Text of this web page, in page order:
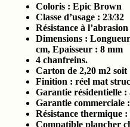
Coloris : Epic Brown
Classe d’usage : 23/32
Résistance à
Dimensions :
cm, Epaisseur : 8 mm
4 chanfreins.
Carton de 2,20 m2 soit
Finition : réel mat
Garantie résidentielle :
Garantie commerciale
Résistance thermique
Compatible plancher